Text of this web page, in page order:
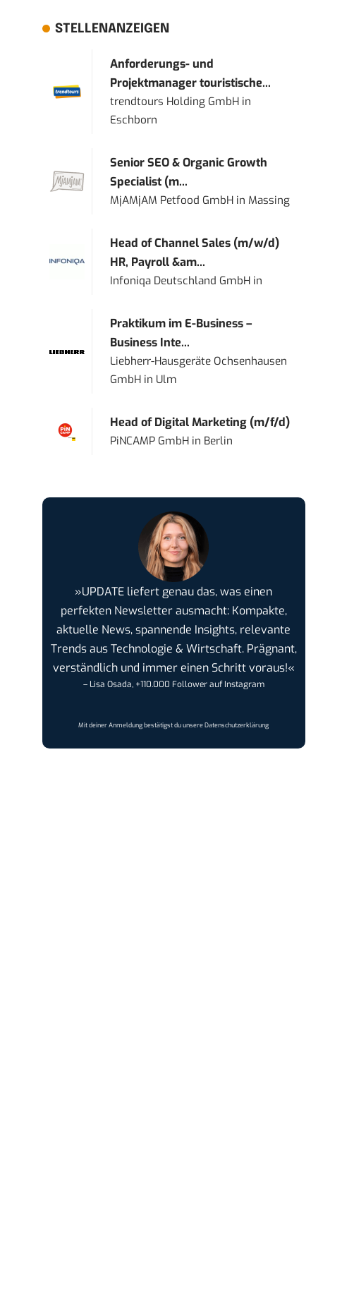
STELLENANZEIGEN
Anforderungs- und
Projektmanager touristische...
trendtours Holding GmbH in
Eschborn
Senior SEO & Organic Growth
Specialist (m...
MjAMjAM Petfood GmbH in Massing
Head of Channel Sales (m/w/d)
HR, Payroll &am...
Infoniqa Deutschland GmbH in
Praktikum im E-Business –
Business Inte...
Liebherr-Hausgeräte Ochsenhausen
GmbH in Ulm
Head of Digital Marketing (m/f/d)
PiNCAMP GmbH in Berlin
»UPDATE liefert genau das, was einen
perfekten Newsletter ausmacht: Kompakte,
aktuelle News, spannende Insights, relevante
Trends aus Technologie & Wirtschaft. Prägnant,
verständlich und immer einen Schritt voraus!«
– Lisa Osada, +110.000 Follower auf Instagram
Mit deiner Anmeldung bestätigst du unsereDatenschutzerklärung